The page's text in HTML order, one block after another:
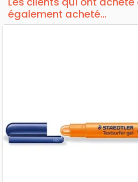
également acheté...